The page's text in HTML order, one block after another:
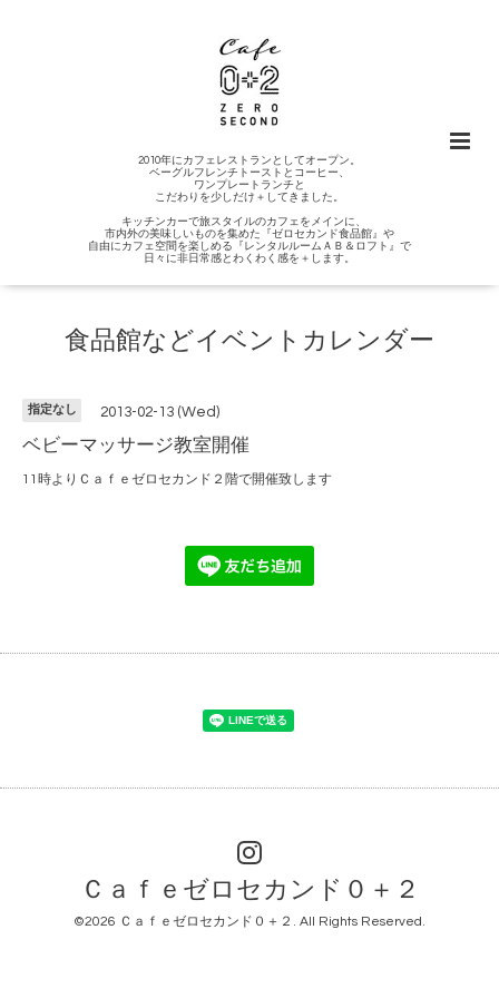
2010年にカフェレストランとしてオープン。
ベーグルフレンチトーストとコーヒー、
ワンプレートランチと
こだわりを少しだけ＋してきました。
キッチンカーで旅スタイルのカフェをメインに、
市内外の美味しいものを集めた『ゼロセカンド食品館』や
自由にカフェ空間を楽しめる『レンタルルームＡＢ＆ロフト』で
日々に非日常感とわくわく感を＋します。
食品館などイベントカレンダー
指定なし 2013-02-13 (Wed)
ベビーマッサージ教室開催
11時よりＣａｆｅゼロセカンド２階で開催致します
Ｃａｆｅゼロセカンド０＋２
©2026 Ｃａｆｅゼロセカンド０＋２ . All Rights Reserved.